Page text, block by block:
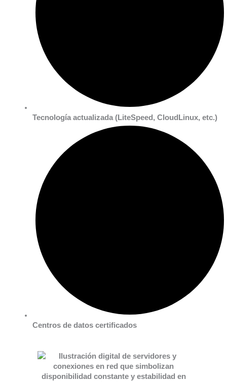
Tecnología actualizada (LiteSpeed, CloudLinux, etc.)
Centros de datos certificados